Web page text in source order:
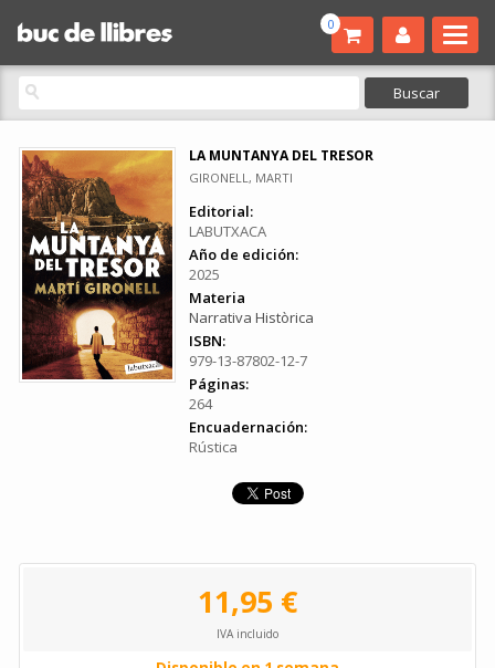
0
LA MUNTANYA DEL TRESOR
GIRONELL, MARTI
Editorial:
LABUTXACA
Año de edición:
2025
Materia
Narrativa Històrica
ISBN:
979-13-87802-12-7
Páginas:
264
Encuadernación:
Rústica
11,95 €
IVA incluido